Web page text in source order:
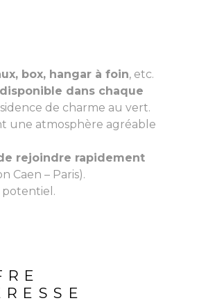
box, hangar à foin, etc.
dans chaque
de charme au vert.
une atmosphère agréable
rejoindre rapidement
Caen – Paris).
potentiel.